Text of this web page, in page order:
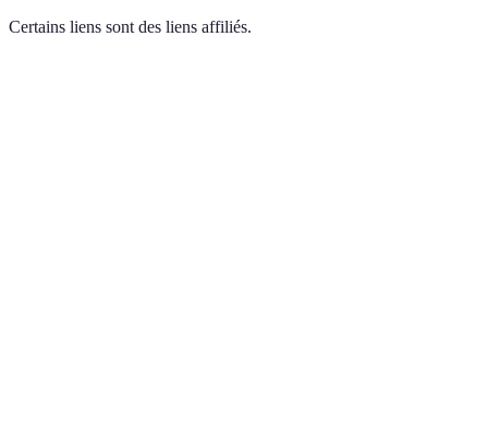
Certains liens sont des liens affiliés.